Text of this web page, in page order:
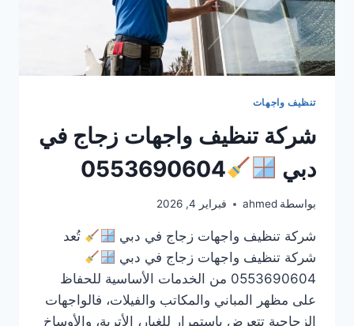
تنظيف واجهات
شركة تنظيف واجهات زجاج في
دبي
0553690604
بواسطة ahmed فبراير 4, 2026
شركة تنظيف واجهات زجاج في دبي
تُعد
شركة تنظيف واجهات زجاج في دبي
0553690604 من الخدمات الأساسية للحفاظ
على مظهر المباني والمكاتب والفيلات، فالواجهات
الزجاجية تتعرض باستمرار للغبار، الأتربة، والأوساخ